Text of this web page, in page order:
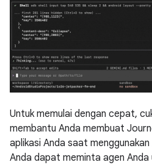
Untuk memulai dengan cepat,
membantu Anda membuat
aplikasi Anda saat
Anda dapat meminta agen Anda